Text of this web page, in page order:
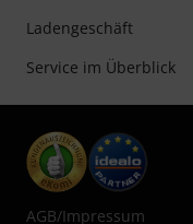
Ladengeschäft
Service im Überblick
AGB/Impressum